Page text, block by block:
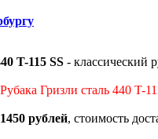
T-115 SS - классический
Гризли сталь 440 T-
1450 рублей, стоимость